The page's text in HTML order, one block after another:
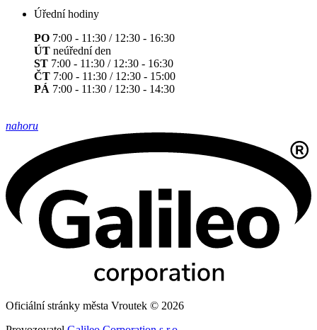
Úřední hodiny
PO 7:00 - 11:30 / 12:30 - 16:30
ÚT neúřední den
ST 7:00 - 11:30 / 12:30 - 16:30
ČT 7:00 - 11:30 / 12:30 - 15:00
PÁ 7:00 - 11:30 / 12:30 - 14:30
nahoru
Oficiální stránky města Vroutek © 2026